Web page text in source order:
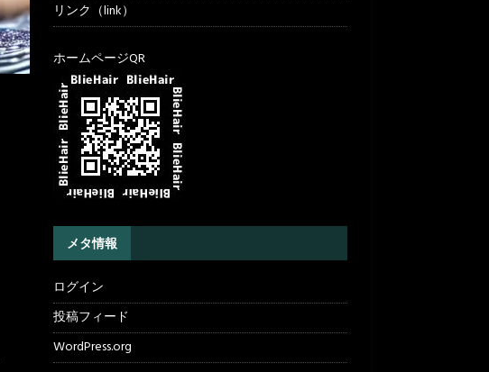
リンク（link）
ホームページQR
メタ情報
ログイン
投稿フィード
WordPress.org